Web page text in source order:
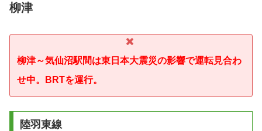
柳津
柳津～気仙沼駅間は東日本大震災の影響で運転見合わ
せ中。
BRTを運行。
陸羽東線